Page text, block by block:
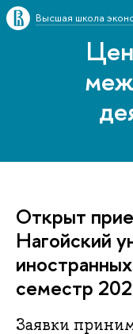
ысшая школа
Открыт
Нагойский
семестр
Заявки